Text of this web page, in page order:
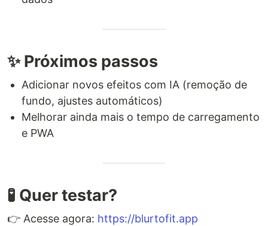
✨ Próximos passos
Adicionar novos efeitos com IA (remoção de
fundo, ajustes automáticos)
Melhorar ainda mais o tempo de carregamento
e PWA
🧪 Quer testar?
👉 Acesse agora: https://blurtofit.app